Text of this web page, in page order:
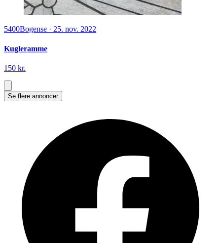
5400Bogense · 25. nov. 2022
Kugleramme
150 kr.
Se flere annoncer